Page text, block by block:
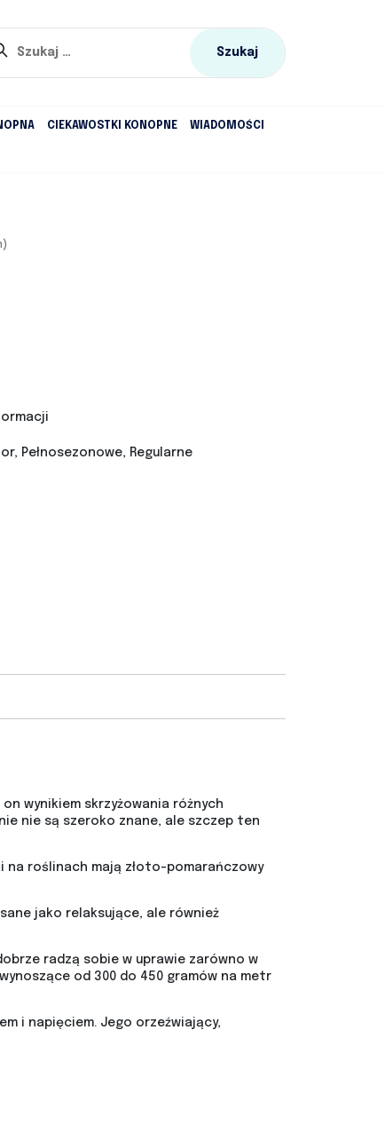
CIEKAWOSTKI KONOPNE WIADOMOŚCI
Pełnosezonowe, Regularne
wynikiem skrzyżowania różnych
nie są szeroko znane, ale szczep ten
na roślinach mają złoto-pomarańczowy
jako relaksujące, ale również
radzą sobie w uprawie zarówno w
od 300 do 450 gramów na metr
i napięciem. Jego orzeźwiający,